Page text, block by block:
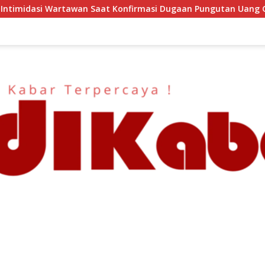
Dugaan Pungutan Uang Gedung, Anggota Komite